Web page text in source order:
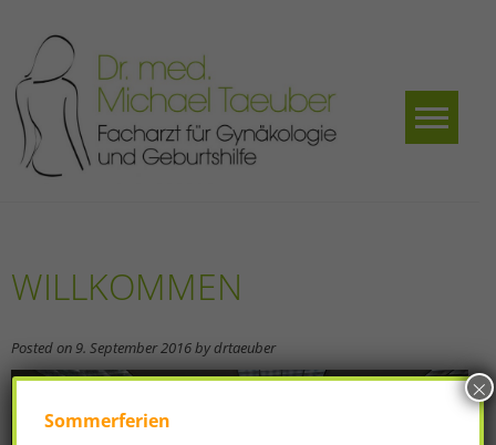
content
med.
Facharzt für
Gynäkologie und
WILLKOMMEN
Posted on9. September 2016bydrtaeuber
Sommerferien
×